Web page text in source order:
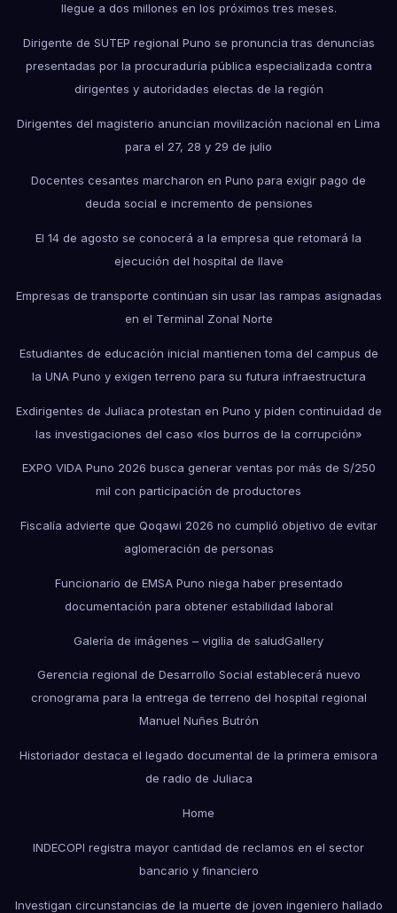
llegue a dos millones en los próximos tres meses.
Dirigente de SUTEP regional Puno se pronuncia tras denuncias
presentadas por la procuraduría pública especializada contra
dirigentes y autoridades electas de la región
Dirigentes del magisterio anuncian movilización nacional en Lima
para el 27, 28 y 29 de julio
Docentes cesantes marcharon en Puno para exigir pago de
deuda social e incremento de pensiones
El 14 de agosto se conocerá a la empresa que retomará la
ejecución del hospital de Ilave
Empresas de transporte continúan sin usar las rampas asignadas
en el Terminal Zonal Norte
Estudiantes de educación inicial mantienen toma del campus de
la UNA Puno y exigen terreno para su futura infraestructura
Exdirigentes de Juliaca protestan en Puno y piden continuidad de
las investigaciones del caso «los burros de la corrupción»
EXPO VIDA Puno 2026 busca generar ventas por más de S/250
mil con participación de productores
Fiscalía advierte que Qoqawi 2026 no cumplió objetivo de evitar
aglomeración de personas
Funcionario de EMSA Puno niega haber presentado
documentación para obtener estabilidad laboral
Galería de imágenes – vigilia de saludGallery
Gerencia regional de Desarrollo Social establecerá nuevo
cronograma para la entrega de terreno del hospital regional
Manuel Nuñes Butrón
Historiador destaca el legado documental de la primera emisora
de radio de Juliaca
Home
INDECOPI registra mayor cantidad de reclamos en el sector
bancario y financiero
Investigan circunstancias de la muerte de joven ingeniero hallado